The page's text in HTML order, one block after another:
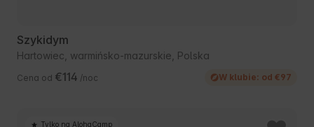
Szykidym
Hartowiec, warmińsko-mazurskie, Polska
Cena od €114 /noc W klubie: od €97
Tylko na AlohaCamp